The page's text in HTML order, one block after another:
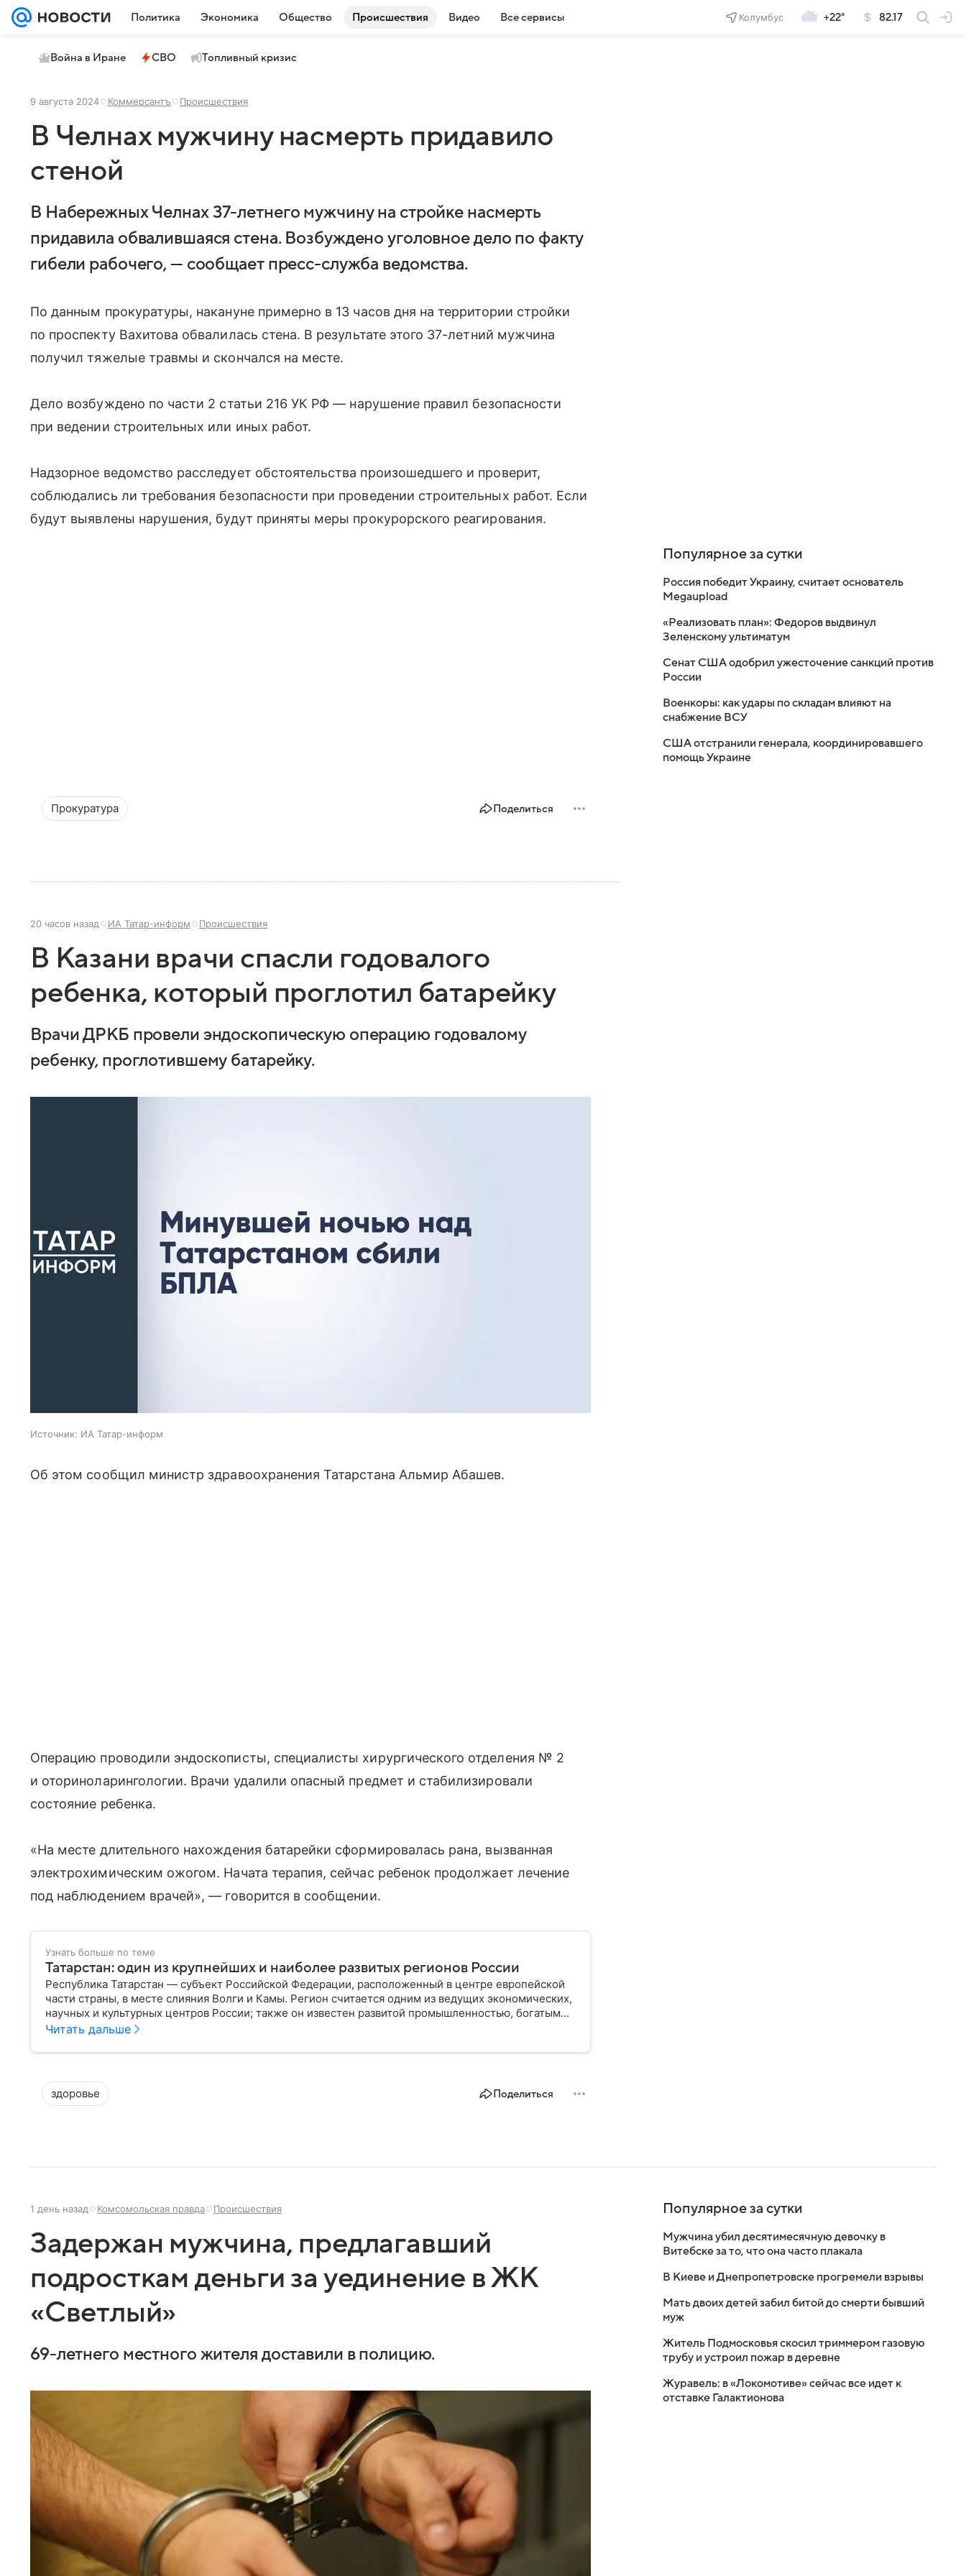
Политика Экономика Общество Происшествия Видео Все сервисы Колумбус +22° 82.17
Война в Иране СВО Топливный кризис
9 августа 2024 Коммерсантъ Происшествия
В Челнах мужчину насмерть придавило
стеной
В Набережных Челнах 37-летнего мужчину на стройке насмерть
придавила обвалившаяся стена. Возбуждено уголовное дело по факту
гибели рабочего, — сообщает пресс-служба ведомства.
По данным прокуратуры, накануне примерно в 13 часов дня на территории стройки
по проспекту Вахитова обвалилась стена. В результате этого 37-летний мужчина
получил тяжелые травмы и скончался на месте.
Дело возбуждено по части 2 статьи 216 УК РФ — нарушение правил безопасности
при ведении строительных или иных работ.
Надзорное ведомство расследует обстоятельства произошедшего и проверит,
соблюдались ли требования безопасности при проведении строительных работ. Если
будут выявлены нарушения, будут приняты меры прокурорского реагирования.
Прокуратура Поделиться
20 часов назад ИА Татар-информ Происшествия
В Казани врачи спасли годовалого
ребенка, который проглотил батарейку
Врачи ДРКБ провели эндоскопическую операцию годовалому
ребенку, проглотившему батарейку.
Источник: ИА Татар-информ
Об этом сообщил министр здравоохранения Татарстана Альмир Абашев.
Операцию проводили эндоскописты, специалисты хирургического отделения № 2
и оториноларингологии. Врачи удалили опасный предмет и стабилизировали
состояние ребенка.
«На месте длительного нахождения батарейки сформировалась рана, вызванная
электрохимическим ожогом. Начата терапия, сейчас ребенок продолжает лечение
под наблюдением врачей», — говорится в сообщении.
Узнать больше по теме
Татарстан: один из крупнейших и наиболее развитых регионов России
Республика Татарстан — субъект Российской Федерации, расположенный в центре европейской
части страны, в месте слияния Волги и Камы. Регион считается одним из ведущих экономических,
научных и культурных центров России; также он известен развитой промышленностью, богатым
историческим наследием, многонациональным населением и столицей — Казанью. Собрали все
Читать дальше
здоровье Поделиться
Популярное за сутки
Россия победит Украину, считает основатель
Megaupload
«Реализовать план»: Федоров выдвинул
Зеленскому ультиматум
Сенат США одобрил ужесточение санкций против
России
Военкоры: как удары по складам влияют на
снабжение ВСУ
США отстранили генерала, координировавшего
помощь Украине
1 день назад Комсомольская правда Происшествия
Задержан мужчина, предлагавший
подросткам деньги за уединение в ЖК
«Светлый»
69-летнего местного жителя доставили в полицию.
Популярное за сутки
Мужчина убил десятимесячную девочку в
Витебске за то, что она часто плакала
В Киеве и Днепропетровске прогремели взрывы
Мать двоих детей забил битой до смерти бывший
муж
Житель Подмосковья скосил триммером газовую
трубу и устроил пожар в деревне
Журавель: в «Локомотиве» сейчас все идет к
отставке Галактионова